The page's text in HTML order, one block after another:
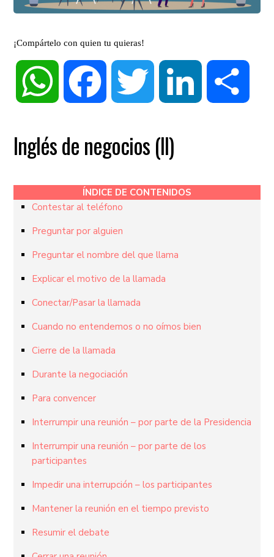
¡Compártelo con quien tu quieras!
WhatsApp Facebook Twitter LinkedIn
Inglés de negocios (II)
ÍNDICE DE CONTENIDOS
Contestar al teléfono
Preguntar por alguien
Preguntar el nombre del que llama
Explicar el motivo de la llamada
Conectar/Pasar la llamada
Cuando no entendemos o no oímos bien
Cierre de la llamada
Durante la negociación
Para convencer
Interrumpir una reunión – por parte de la Presidencia
Interrumpir una reunión – por parte de los
participantes
Impedir una interrupción – los participantes
Mantener la reunión en el tiempo previsto
Resumir el debate